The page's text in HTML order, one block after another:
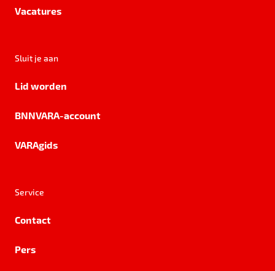
Vacatures
Sluit je aan
Lid worden
BNNVARA-account
VARAgids
Service
Contact
Pers